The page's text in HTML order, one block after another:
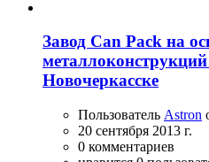
Завод Can Pack на
Новочеркасске
Пользователь Astron
20 сентября 2013 г.
0 комментариев